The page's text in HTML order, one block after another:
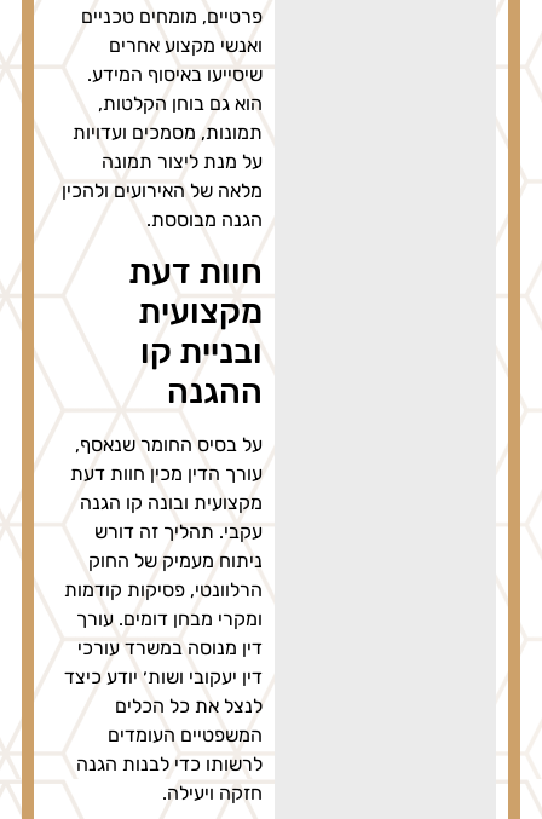
פרטיים, מומחים טכניים
ואנשי מקצוע אחרים
שיסייעו באיסוף המידע.
הוא גם בוחן הקלטות,
תמונות, מסמכים ועדויות
על מנת ליצור תמונה
מלאה של האירועים ולהכין
הגנה מבוססת.
חוות דעת
מקצועית
ובניית קו
ההגנה
על בסיס החומר שנאסף,
עורך הדין מכין חוות דעת
מקצועית ובונה קו הגנה
עקבי. תהליך זה דורש
ניתוח מעמיק של החוק
הרלוונטי, פסיקות קודמות
ומקרי מבחן דומים. עורך
דין מנוסה במשרד עורכי
דין יעקובי ושות׳ יודע כיצד
לנצל את כל הכלים
המשפטיים העומדים
לרשותו כדי לבנות הגנה
חזקה ויעילה.